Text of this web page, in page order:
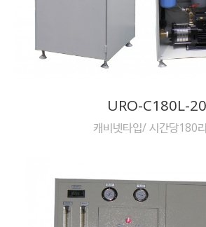
URO-C180L-20
캐비넷타입/ 시간당180